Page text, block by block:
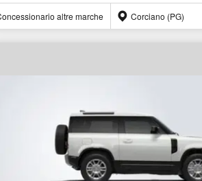
altre marche Corciano (PG)